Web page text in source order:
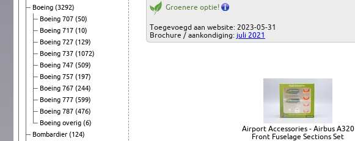
Boeing (3292)
Boeing 707 (50)
Boeing 717 (10)
Boeing 727 (129)
Boeing 737 (1072)
Boeing 747 (509)
Boeing 757 (197)
Boeing 767 (244)
Boeing 777 (599)
Boeing 787 (476)
Boeing overig (6)
Bombardier (124)
Groenere optie!
Toegevoegd aan website: 2023-05-31
Brochure / aankondiging: juli 2021
Airport Accessories - Airbus A320
Front Fuselage Sections Set